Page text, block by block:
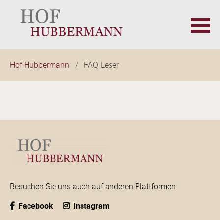
überspringen
Hof Hubbermann FAQ-Leser
Besuchen Sie uns auch auf anderen Plattformen
Facebook
Instagram